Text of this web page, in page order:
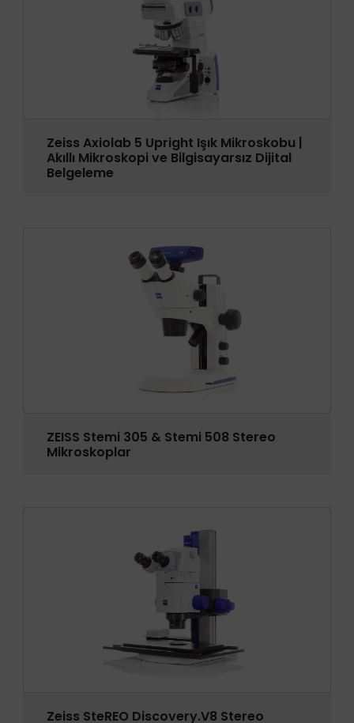
Zeiss Axiolab 5 Upright Işık Mikroskobu |
Akıllı Mikroskopi ve Bilgisayarsız Dijital
Belgeleme
ZEISS Stemi 305 & Stemi 508 Stereo
Mikroskoplar
Zeiss SteREO Discovery.V8 Stereo